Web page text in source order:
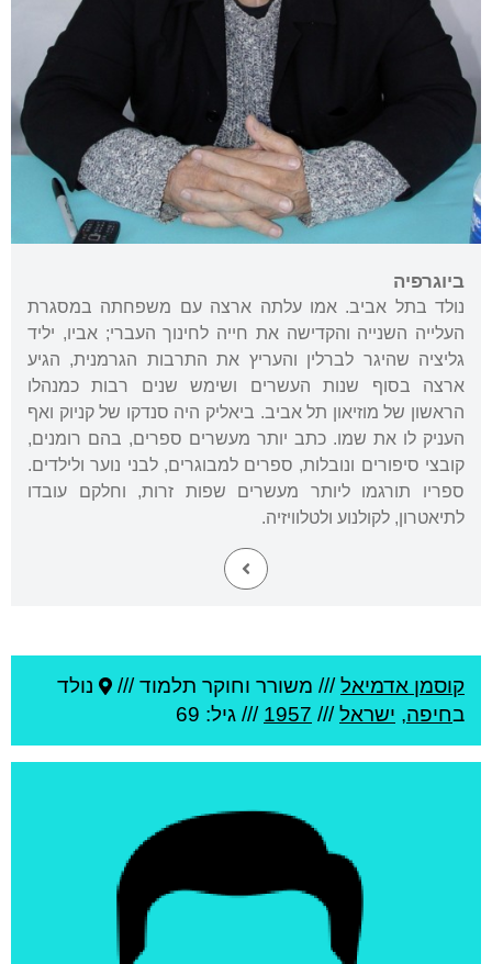
ביוגרפיה
נולד בתל אביב. אמו עלתה ארצה עם משפחתה במסגרת
העלייה השנייה והקדישה את חייה לחינוך העברי; אביו, יליד
גליציה שהיגר לברלין והעריץ את התרבות הגרמנית, הגיע
ארצה בסוף שנות העשרים ושימש שנים רבות כמנהלו
הראשון של מוזיאון תל אביב. ביאליק היה סנדקו של קניוק ואף
העניק לו את שמו. כתב יותר מעשרים ספרים, בהם רומנים,
קובצי סיפורים ונובלות, ספרים למבוגרים, לבני נוער ולילדים.
ספריו תורגמו ליותר מעשרים שפות זרות, וחלקם עובדו
לתיאטרון, לקולנוע ולטלוויזיה.
קוסמן אדמיאל/// משורר וחוקר תלמוד ///
נולד
בחיפה, ישראל///
1957 /// גיל: 69